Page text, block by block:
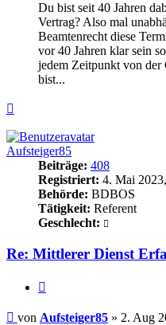
Du bist seit 40 Jahren
Vertrag? Also mal
Beamtenrecht diese
vor 40 Jahren klar sein
jedem Zeitpunkt von der
bist...
Aufsteiger85
Beiträge: 408
Registriert: 4. Mai
Behörde: BDBOS
Tätigkeit: Referent
Geschlecht:
Re: Mittlerer Dienst
Beitrag
von Aufsteiger85 » 2. Aug